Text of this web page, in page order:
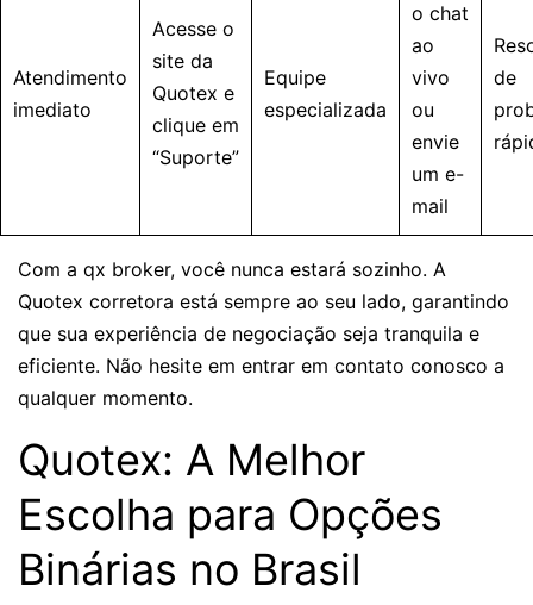
Atendimento
imediato
Acesse o
site da
Quotex e
clique em
“Suporte”
Equipe
especializada
o chat
ao
vivo
ou
envie
um e-
mail
de
Com a qx broker, você nunca estará sozinho. A
Quotex corretora está sempre ao seu lado, garantindo
que sua experiência de negociação seja tranquila e
eficiente. Não hesite em entrar em contato conosco a
qualquer momento.
Quotex: A Melhor
Escolha para Opções
Binárias no Brasil